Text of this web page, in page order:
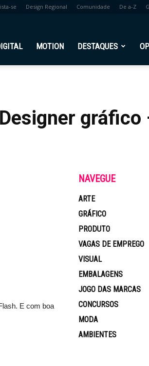
se Design Regional Comunidade De a-Z
MOTION DESTAQUES
gráfico
E com boa
NAVEGUE
ARTE
GRÁFICO
PRODUTO
VAGAS DE EMPREGO
VISUAL
EMBALAGENS
JOGO DAS MARCAS
CONCURSOS
MODA
AMBIENTES